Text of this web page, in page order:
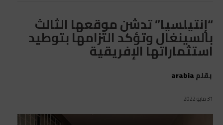
“إنتيلسيا” تدشن موقعها الثالث
بالسينغال وتؤكد التزامها بتوطيد
استثماراتها الإفريقية
بقلمarabia
31 مايو 2022